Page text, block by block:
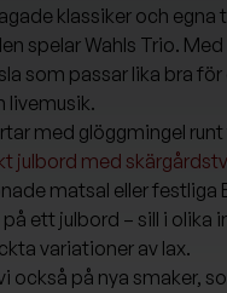
klassiker och egna
spelar Wahls Trio.
som passar lika bra
livemusik.
med glöggmingel
julbord med
matsal eller festliga
på ett julbord – sill i
variationer av lax.
också på nya smaker,